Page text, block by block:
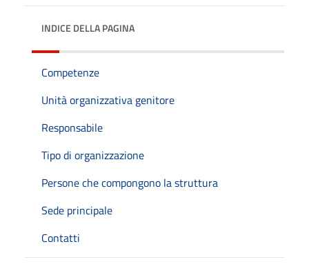
INDICE DELLA PAGINA
Competenze
Unità organizzativa genitore
Responsabile
Tipo di organizzazione
Persone che compongono la struttura
Sede principale
Contatti